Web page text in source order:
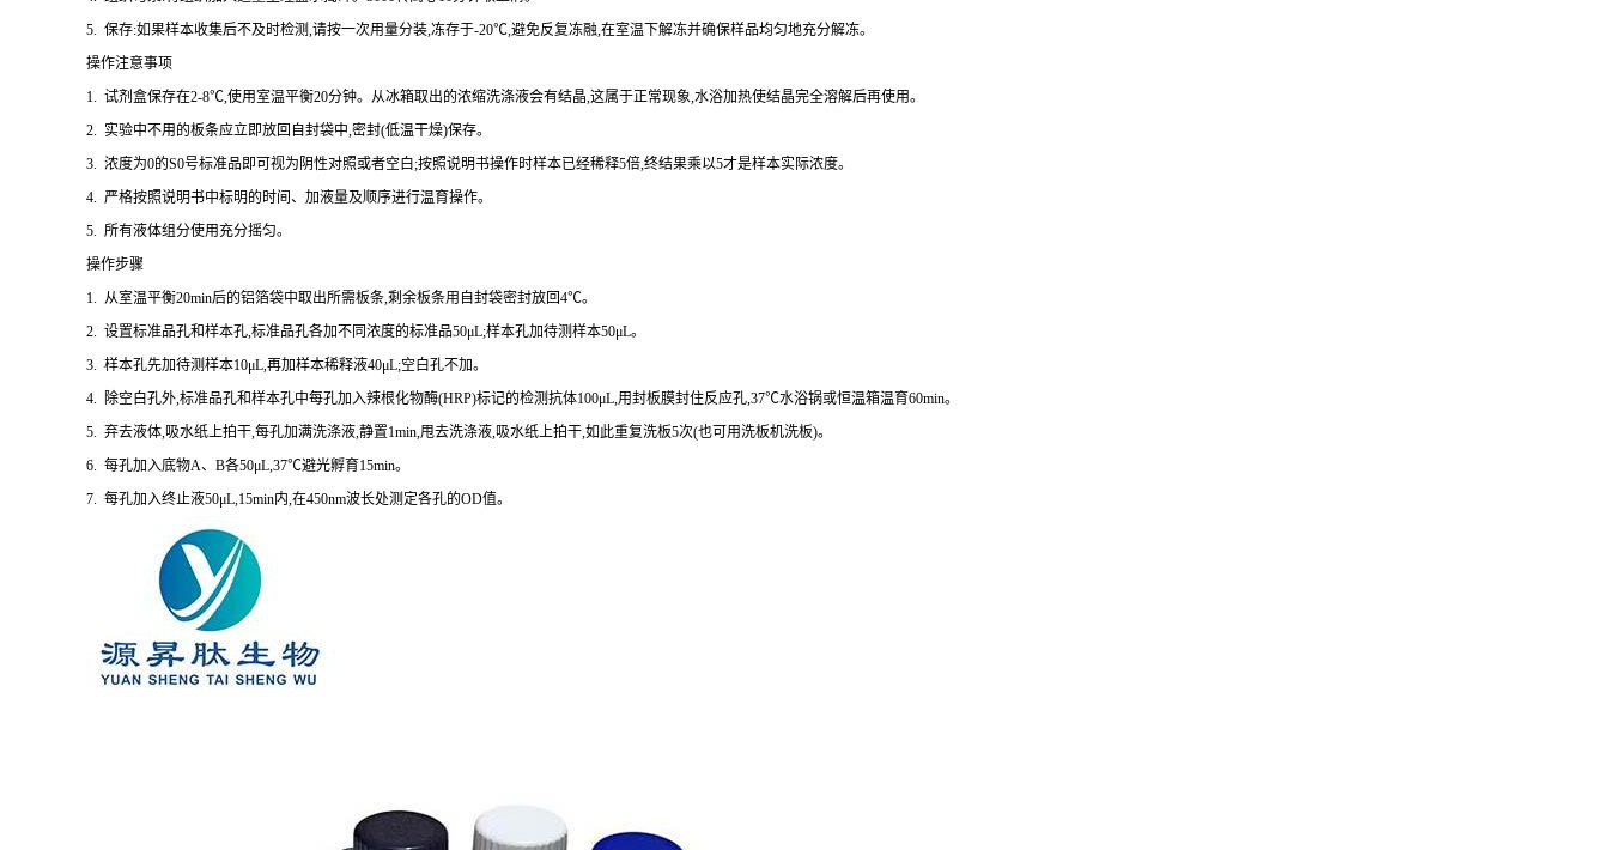
5. 保存:如果样本收集后不及时检测,请按一次用量分装,冻存于-20℃,避免反复冻融,在室温下解冻并确保样品均匀地充分解冻。
操作注意事项
1. 试剂盒保存在2-8℃,使用室温平衡20分钟。从冰箱取出的浓缩洗涤液会有结晶,这属于正常现象,水浴加热使结晶完全溶解后再使用。
2. 实验中不用的板条应立即放回自封袋中,密封(低温干燥)保存。
3. 浓度为0的S0号标准品即可视为阴性对照或者空白;按照说明书操作时样本已经稀释5倍,终结果乘以5才是样本实际浓度。
4. 严格按照说明书中标明的时间、加液量及顺序进行温育操作。
5. 所有液体组分使用充分摇匀。
操作步骤
1. 从室温平衡20min后的铝箔袋中取出所需板条,剩余板条用自封袋密封放回4℃。
2. 设置标准品孔和样本孔,标准品孔各加不同浓度的标准品50μL;样本孔加待测样本50μL。
3. 样本孔先加待测样本10μL,再加样本稀释液40μL;空白孔不加。
4. 除空白孔外,标准品孔和样本孔中每孔加入辣根化物酶(HRP)标记的检测抗体100μL,用封板膜封住反应孔,37℃水浴锅或恒温箱温育60min。
5. 弃去液体,吸水纸上拍干,每孔加满洗涤液,静置1min,甩去洗涤液,吸水纸上拍干,如此重复洗板5次(也可用洗板机洗板)。
6. 每孔加入底物A、B各50μL,37℃避光孵育15min。
7. 每孔加入终止液50μL,15min内,在450nm波长处测定各孔的OD值。